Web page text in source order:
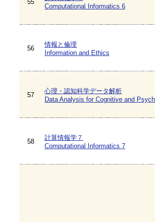
55
Computational Informatics 6
56
情報と倫理
Information and Ethics
57
心理・認知科学データ解析
Data Analysis for Cognitive and
58
計算情報学７
Computational Informatics 7